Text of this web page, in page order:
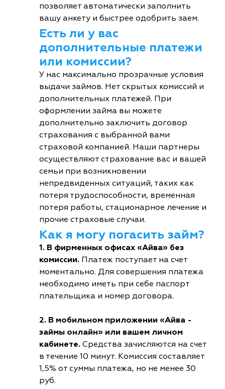
позволяет автоматически заполнить
вашу анкету и быстрее одобрить заем.
Есть ли у вас
дополнительные платежи
или комиссии?
У нас максимально прозрачные условия
выдачи займов. Нет скрытых комиссий и
дополнительных платежей. При
оформлении займа вы можете
дополнительно заключить договор
страхования с выбранной вами
страховой компанией. Наши партнеры
осуществляют страхование вас и вашей
семьи при возникновении
непредвиденных ситуаций, таких как
потеря трудоспособности, временная
потеря работы, стационарное лечение и
прочие страховые случаи.
Как я могу погасить займ?
1. В фирменных офисах «Айва» без
комиссии. Платеж поступает на счет
моментально. Для совершения платежа
необходимо иметь при себе паспорт
плательщика и номер договора.
2. В мобильном приложении «Айва -
займы онлайн» или вашем личном
кабинете. Средства зачисляются на счет
в течение 10 минут. Комиссия составляет
1,5% от суммы платежа, но не менее 30
руб.